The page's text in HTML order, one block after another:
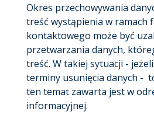
Okres przechowywania
treść wystąpienia w ramach
kontaktowego może być
przetwarzania danych,
treść. W takiej sytuacji -
terminy usunięcia danych -
ten temat zawarta jest w
informacyjnej.